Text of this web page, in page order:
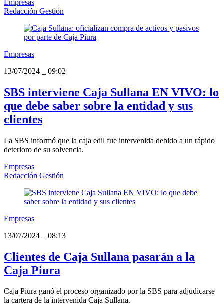
Redacción Gestión
Empresas
13/07/2024
09:02
SBS interviene Caja Sullana EN VIVO: lo
que debe saber sobre la entidad y sus
clientes
La SBS informó que la caja edil fue intervenida debido a un rápido
deterioro de su solvencia.
Empresas
Redacción Gestión
Empresas
13/07/2024
08:13
Clientes de Caja Sullana pasarán a la
Caja Piura
Caja Piura ganó el proceso organizado por la SBS para adjudicarse
la cartera de la intervenida Caja Sullana.